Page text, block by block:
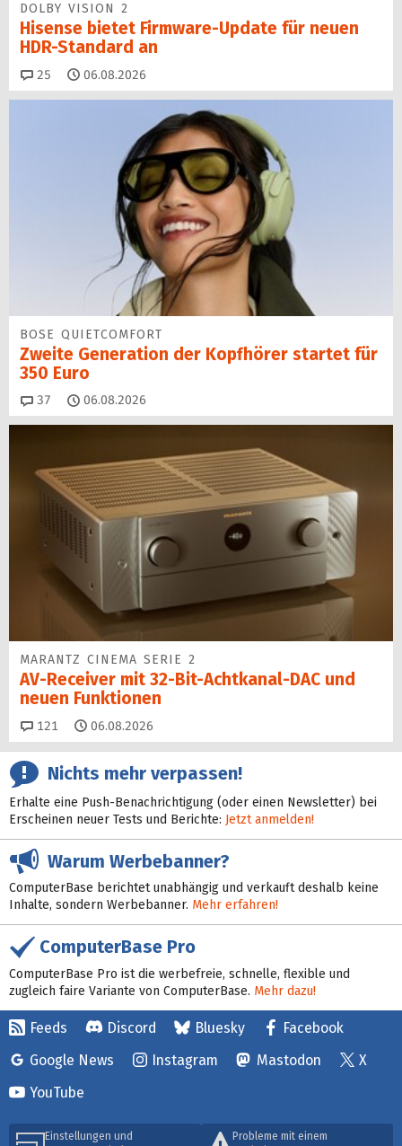
DOLBY VISION 2
Hisense bietet Firmware-Update für neuen
HDR-Standard an
25 Kommentare
06.08.2026
BOSE QUIETCOMFORT
Zweite Generation der Kopfhörer startet für
350 Euro
37 Kommentare
06.08.2026
MARANTZ CINEMA SERIE 2
AV-Receiver mit 32-Bit-Acht­kanal-DAC und
neuen Funktionen
121 Kommentare
06.08.2026
Nichts mehr verpassen!
Erhalte eine Push-Benachrichtigung (oder einen Newsletter) bei
Erscheinen neuer Tests und Berichte: Jetzt anmelden!
Warum Werbebanner?
ComputerBase berichtet unabhängig und verkauft deshalb keine
Inhalte, sondern Werbebanner. Mehr erfahren!
ComputerBase Pro
ComputerBase Pro ist die werbefreie, schnelle, flexible und
zugleich faire Variante von ComputerBase. Mehr dazu!
Feeds Discord Bluesky
Facebook
Google News
Instagram Mastodon
X
YouTube
Einstellungen und
Probleme mit einem